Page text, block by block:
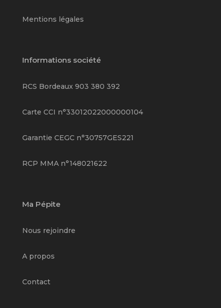
Mentions légales
Informations société
RCS Bordeaux 903 380 392
Carte CCI n°33012022000000104
Garantie CEGC n°30757GES221
RCP MMA n°148021622
Ma Pépite
Nous rejoindre
A propos
Contact